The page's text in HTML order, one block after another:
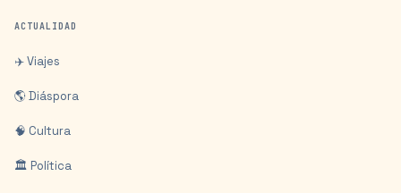
ACTUALIDAD
✈️ Viajes
🌎 Diáspora
🧠 Cultura
🏛️ Política